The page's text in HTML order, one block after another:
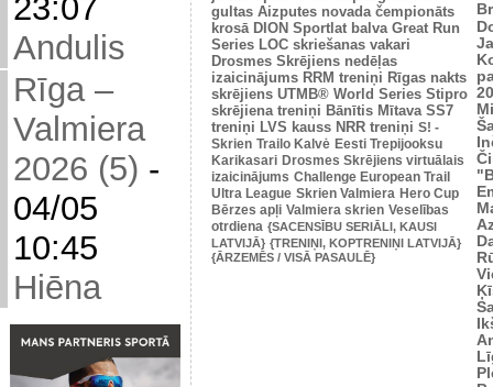
23:07
Andulis
Rīga –
Valmiera
2026 (5) -
04/05
10:45
Hiēna
gultas Aizputes novada čempionāts
krosā DION Sportlat balva Great Run
Series LOC skriešanas vakari
Drosmes Skrējiens nedēļas
izaicinājums RRM treniņi Rīgas nakts
skrējiens UTMB® World Series Stipro
skrējiena treniņi Bānītis Mītava SS7
treniņi LVS kauss NRR treniņi S! -
Skrien Trailo Kalvė Eesti Trepijooksu
Karikasari Drosmes Skrējiens virtuālais
izaicinājums Challenge European Trail
Ultra League Skrien Valmiera Hero Cup
Bērzes apļi Valmiera skrien Veselības
otrdiena {SACENSĪBU SERIĀLI, KAUSI
LATVIJĀ} {TRENIŅI, KOPTRENIŅI LATVIJĀ}
{ĀRZEMĒS / VISĀ PASAULĒ}